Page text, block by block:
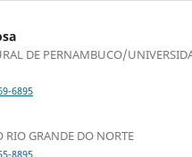
DE PERNAMBUCO/
6895
RIO GRANDE DO NORTE